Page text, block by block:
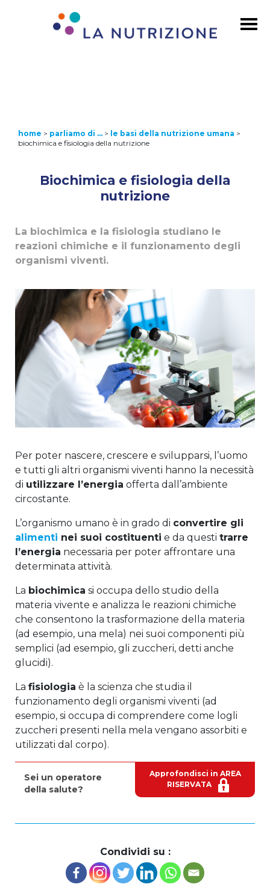
home > parliamo di … > le basi della nutrizione umana >
biochimica e fisiologia della nutrizione
Biochimica e fisiologia della
nutrizione
La biochimica e la fisiologia studiano le
reazioni chimiche e il funzionamento degli
organismi viventi.
Per poter nascere, crescere e svilupparsi, l’uomo
e tutti gli altri organismi viventi hanno la necessità
di utilizzare l’energia offerta dall’ambiente
circostante.
L’organismo umano è in grado di convertire gli
alimenti nei suoi costituenti e da questi trarre
l’energia necessaria per poter affrontare una
determinata attività.
La biochimica si occupa dello studio della
materia vivente e analizza le reazioni chimiche
che consentono la trasformazione della materia
(ad esempio, una mela) nei suoi componenti più
semplici (ad esempio, gli zuccheri, detti anche
glucidi).
La fisiologia è la scienza che studia il
funzionamento degli organismi viventi (ad
esempio, si occupa di comprendere come logli
zuccheri presenti nella mela vengano assorbiti e
utilizzati dal corpo).
Sei un operatore
della salute?
Approfondisci in AREA
RISERVATA
Condividi su :